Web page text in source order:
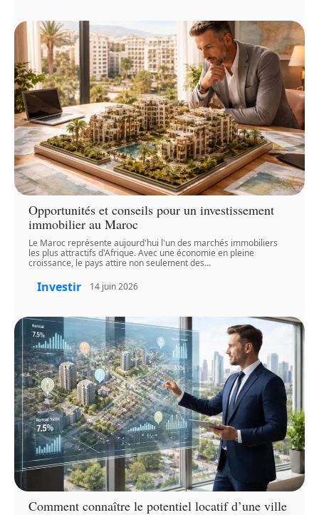
Opportunités et conseils pour un investissement
immobilier au Maroc
Le Maroc représente aujourd'hui l'un des marchés immobiliers
les plus attractifs d'Afrique. Avec une économie en pleine
croissance, le pays attire non seulement des…
Investir 14 juin 2026
Comment connaître le potentiel locatif d’une ville